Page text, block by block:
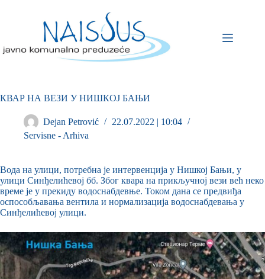
КВАР НА ВЕЗИ У НИШКОЈ БАЊИ
Dejan Petrović
22.07.2022 | 10:04
Servisne - Arhiva
Вода на улици, потребна је интервенција у Нишкој Бањи, у
улици Синђелићевој бб. Због квара на прикључној вези већ неко
време је у прекиду водоснабдевње. Током дана се предвиђа
оспособљавања вентила и нормализација водоснабдевања у
Синђелићевој улици.